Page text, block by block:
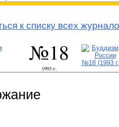
к списку всех
№18
1993 г.